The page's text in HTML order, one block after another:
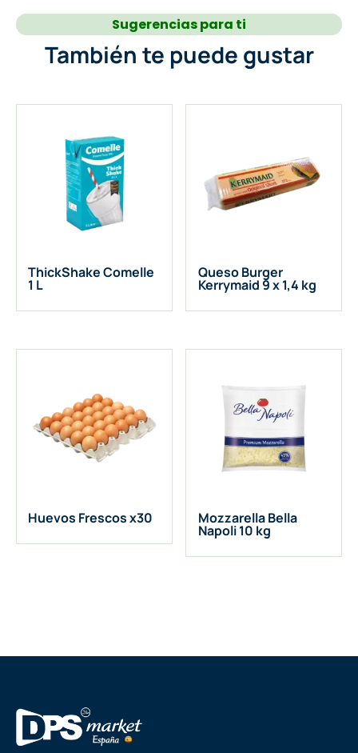
Sugerencias para ti
También te puede gustar
ThickShake Comelle
1 L
Queso Burger
Kerrymaid 9 x 1,4 kg
Huevos Frescos x30 Mozzarella Bella
Napoli 10 kg